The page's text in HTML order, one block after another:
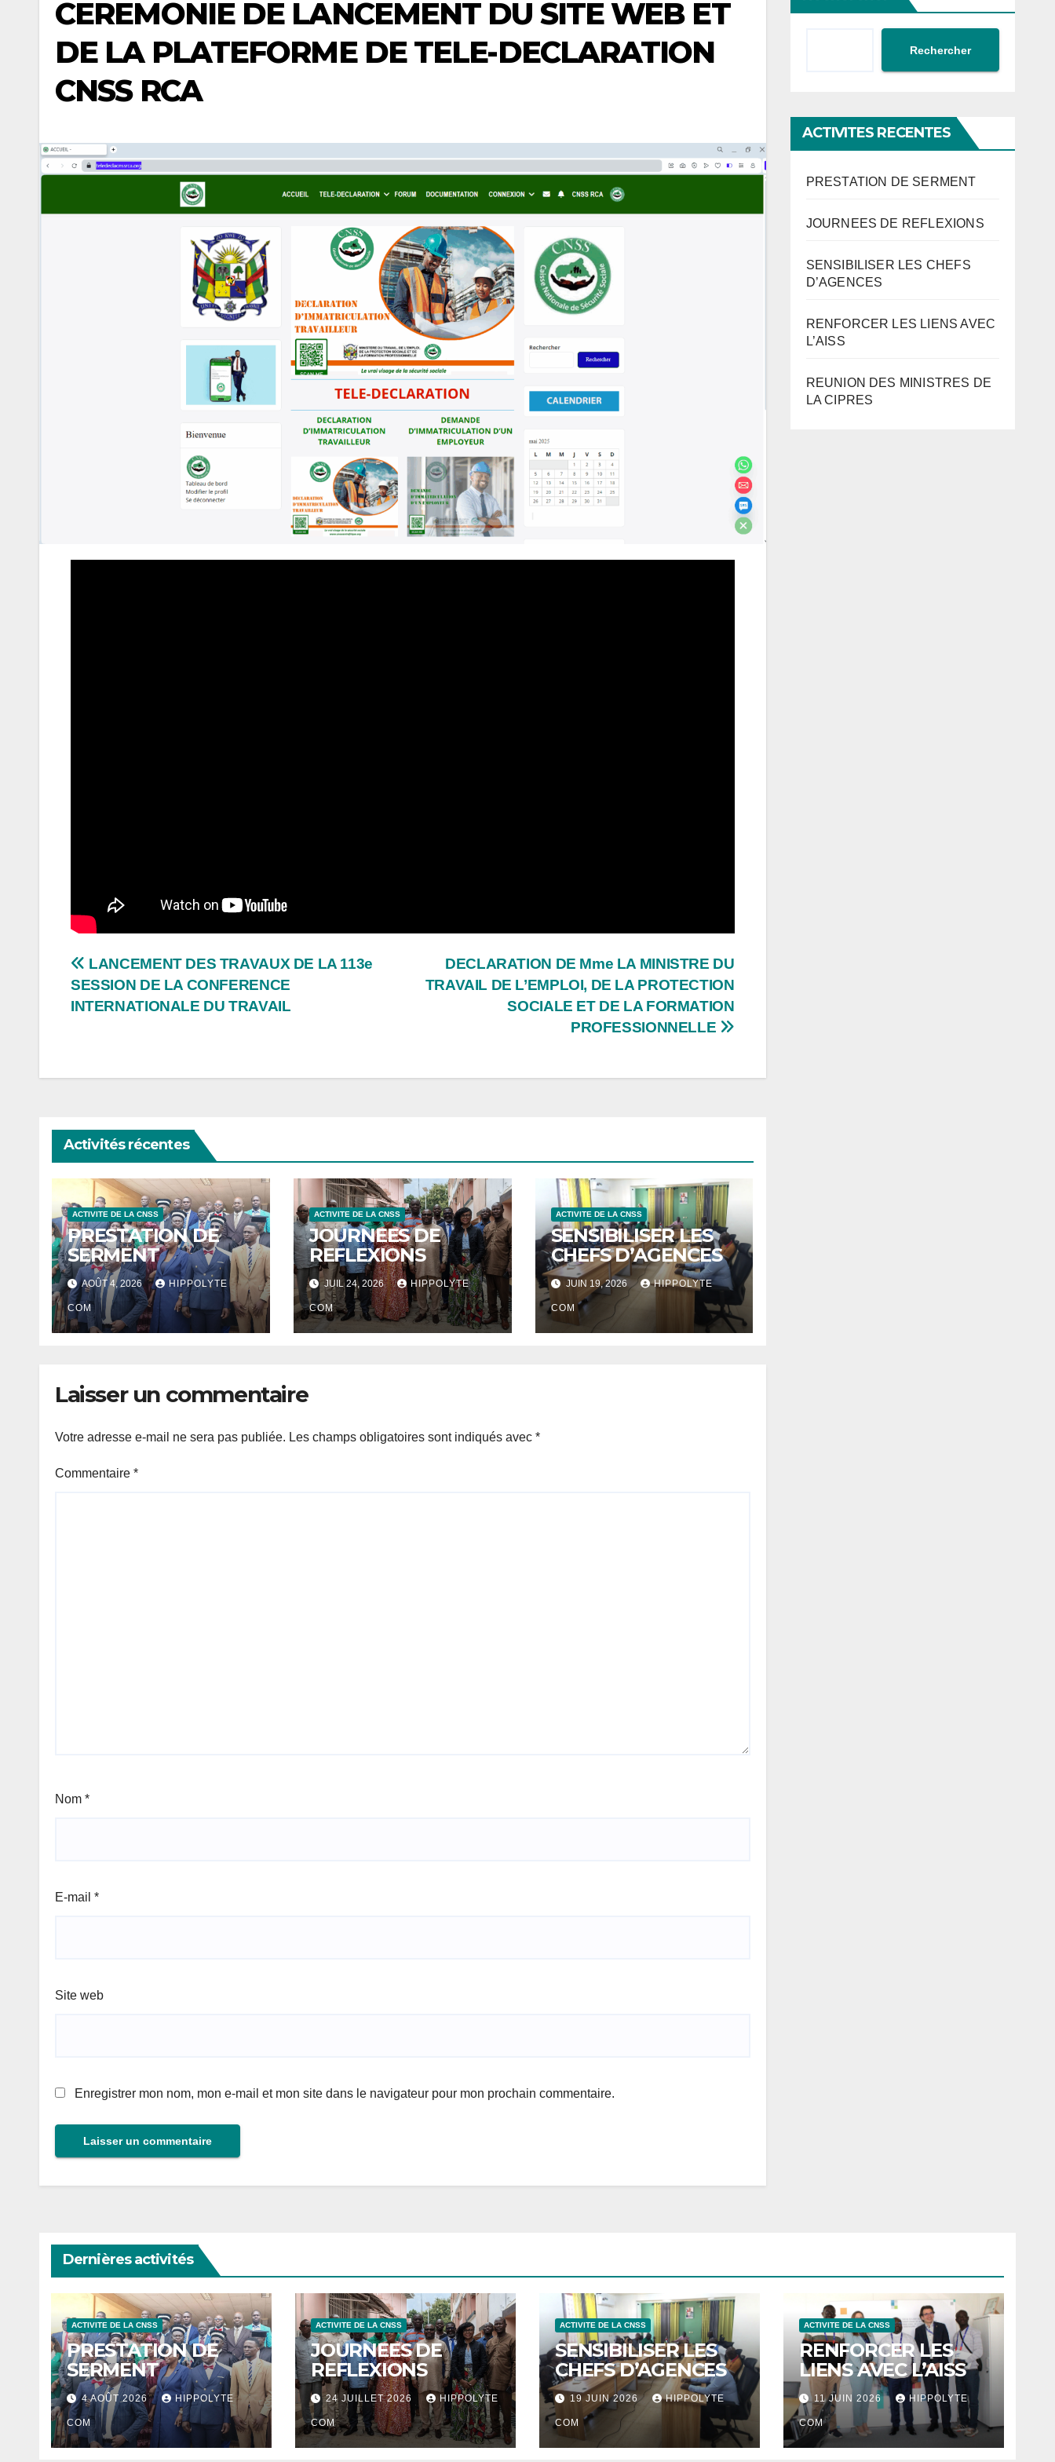
CEREMONIE DE LANCEMENT DU SITE WEB ET
DE LA PLATEFORME DE TELE-DECLARATION
CNSS RCA
Navigation
de
DECLARATION DE Mme LA MINISTRE DU
TRAVAIL DE L’EMPLOI, DE LA PROTECTION
SOCIALE ET DE LA FORMATION
PROFESSIONNELLE
LANCEMENT DES TRAVAUX DE LA 113e
SESSION DE LA CONFERENCE
INTERNATIONALE DU TRAVAIL
Activités récentes
ACTIVITE DE LA CNSS
PRESTATION DE
SERMENT
AOÛT 4, 2026 HIPPOLYTE
COM
ACTIVITE DE LA CNSS
JOURNEES DE
REFLEXIONS
JUIL 24, 2026 HIPPOLYTE
COM
ACTIVITE DE LA CNSS
SENSIBILISER LES
CHEFS D’AGENCES
JUIN 19, 2026 HIPPOLYTE
COM
Laisser un commentaire
Votre adresse e-mail ne sera pas publiée. Les champs obligatoires sont indiqués avec *
Commentaire *
Nom *
E-mail *
Site web
Enregistrer mon nom, mon e-mail et mon site dans le navigateur pour mon prochain commentaire.
Rechercher
ACTIVITES RECENTES
PRESTATION DE SERMENT
JOURNEES DE REFLEXIONS
SENSIBILISER LES CHEFS
D’AGENCES
RENFORCER LES LIENS AVEC
L’AISS
REUNION DES MINISTRES DE
LA CIPRES
Dernières activités
ACTIVITE DE LA CNSS
PRESTATION DE
SERMENT
4 AOÛT 2026 HIPPOLYTE
COM
ACTIVITE DE LA CNSS
JOURNEES DE
REFLEXIONS
24 JUILLET 2026 HIPPOLYTE
COM
ACTIVITE DE LA CNSS
SENSIBILISER LES
CHEFS D’AGENCES
19 JUIN 2026 HIPPOLYTE
COM
ACTIVITE DE LA CNSS
RENFORCER LES
LIENS AVEC L’AISS
11 JUIN 2026 HIPPOLYTE
COM